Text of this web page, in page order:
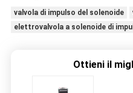
valvola di impulso del solenoide
elettrovalvola a solenoide di
Ottieni il